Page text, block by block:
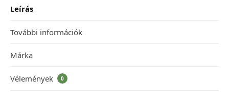
Leírás
További információk
Márka
Vélemények 0